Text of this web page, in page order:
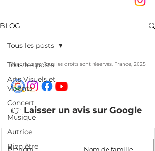
BLOG
Tous les posts
Arts Visuels et
Vivants
Concert
Musique
Autrice
Bien être
Tous les posts
©Laura Lago. Tous les droits sont réservés. France, 2025
👉Laisser un avis sur Google